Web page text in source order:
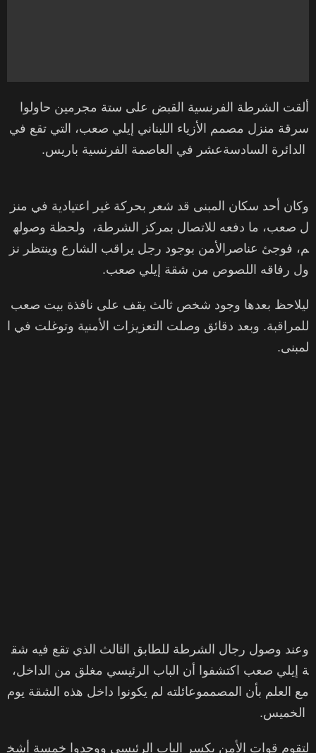
ألقت الشرطة الفرنسية القبض على ستة مجرمين حاولوا
سرقة منزل مصمم الأزياء اللبناني إيلي صعب، التي تقع في
الدائرة السادسةعشر في العاصمة الفرنسية باريس.
وكان أحد سكان المبنى قد شعر بحركة غير اعتيادية في منز
ل صعب، ما دفعه للاتصال بمركز الشرطة، ولحظة وصوله
م، فوجئ عناصرالأمن بوجود رجل يراقب الشارع وينتظر نز
ول رفاقه اللصوص من شقة إيلي صعب.
ليلاحظ بعدها وجود شخص ثالث يقف على نافذة بيت صعب
للمراقبة. وبعد دقائق وصلت التعزيزات الأمنية وتوغلت في ا
لمبنى.
وعند وصول رجال الشرطة للطابق الثالث الذي تقع فيه شق
ة إيلي صعب اكتشفوا أن الباب الرئيسي مغلق من الداخل،
مع العلم بأن المصمموعائلته لم يكونوا داخل هذه الشقة يوم
الخميس.
لتقوم قوات الأمن بكسر الباب الرئيسي ووجدوا خمسة أشخ